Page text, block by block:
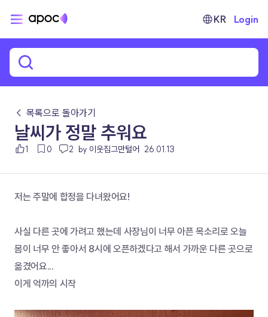
KR Login
← 목록으로 돌아가기
날씨가 정말 추워요
1 0 2 by 이웃집그만털어 26.01.13
저는 주말에 합정을 다녀왔어요!
사실 다른 곳에 가려고 했는데 사장님이 너무 아픈 목소리로 오늘
몸이 너무 안 좋아서 8시에 오픈하겠다고 해서 가까운 다른 곳으로
옮겼어요...
이게 억까의 시작